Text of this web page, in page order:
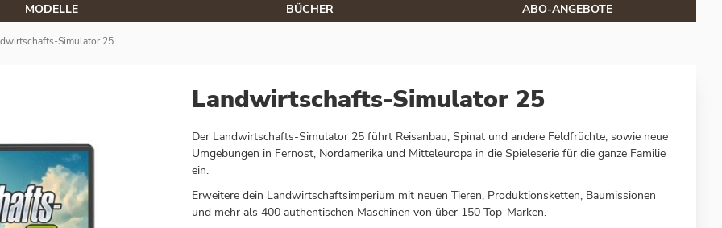
MODELLE BÜCHER ABO-ANGEBOTE
Simulator 25
Landwirtschafts-Simulator 25
Der Landwirtschafts-Simulator 25 führt Reisanbau, Spinat und andere Feldfrüchte, sowie neue
Umgebungen in Fernost, Nordamerika und Mitteleuropa in die Spieleserie für die ganze Familie
ein.
Erweitere dein Landwirtschaftsimperium mit neuen Tieren, Produktionsketten, Baumissionen
und mehr als 400 authentischen Maschinen von über 150 Top-Marken.